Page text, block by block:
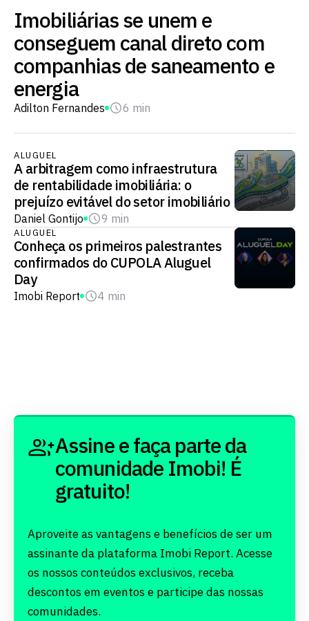
Imobiliárias se unem e
conseguem canal direto com
companhias de saneamento e
energia
Adilton Fernandes 6 min
ALUGUEL
A arbitragem como infraestrutura
de rentabilidade imobiliária: o
prejuízo evitável do setor imobiliário
Daniel Gontijo 9 min
ALUGUEL
Conheça os primeiros palestrantes
confirmados do CUPOLA Aluguel
Day
Imobi Report 4 min
Assine e faça parte da
comunidade Imobi! É
gratuito!
Aproveite as vantagens e benefícios de ser um
assinante da plataforma Imobi Report. Acesse
os nossos conteúdos exclusivos, receba
descontos em eventos e participe das nossas
comunidades.